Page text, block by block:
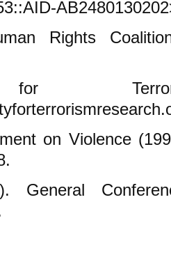
Rights
on Violence
General